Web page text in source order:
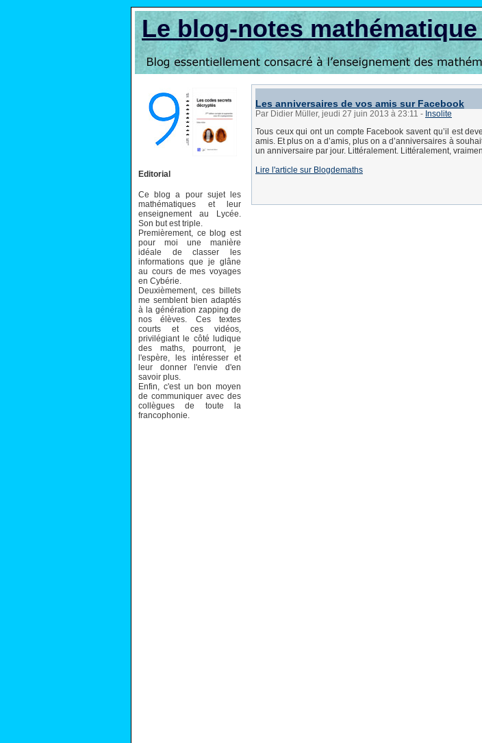
Le blog-notes
Editorial
Ce blog a pour sujet les
mathématiques et leur
enseignement au Lycée.
Son but est triple.
Premièrement, ce blog est
pour moi une manière
idéale de classer les
informations que je glâne
au cours de mes voyages
en Cybérie.
Deuxièmement, ces billets
me semblent bien adaptés
à la génération zapping de
nos élèves. Ces textes
courts et ces vidéos,
privilégiant le côté ludique
des maths, pourront, je
l'espère, les intéresser et
leur donner l'envie d'en
savoir plus.
Enfin, c'est un bon moyen
de communiquer avec des
collègues de toute la
francophonie.
Les anniversaires de vos amis sur Facebook
Par Didier Müller, jeudi 27 juin 2013 à 23:11 - Insolite
Tous ceux qui ont un compte Facebook savent qu’il est
amis. Et plus on a d’amis, plus on a d’anniversaires à
un anniversaire par jour. Littéralement. Littéralement,
Lire l'article sur Blogdemaths